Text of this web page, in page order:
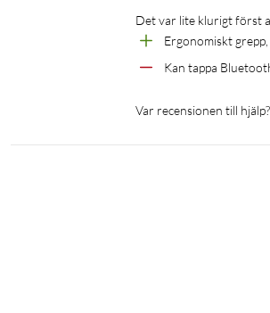
Det var lite klurigt först
Ergonomiskt
Kan tappa
Var recensionen till hjälp?